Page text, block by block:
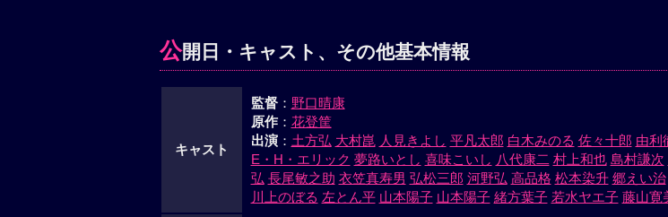
公開日・キャスト、その他基本情報
キャスト
監督： 野口晴康
原作： 花登筐
出演： 土方弘 大村崑 人見きよし 平凡太郎 白木みのる 佐々十郎 由利
E・H・エリック 夢路いとし 喜味こいし 八代康二 村上和也 島村謙次
弘 長尾敏之助 衣笠真寿男 弘松三郎 河野弘 高品格 松本染升 郷えい治
川上のぼる 左とん平 山本陽子 山本陽子 緒方葉子 若水ヤエ子 藤山寛